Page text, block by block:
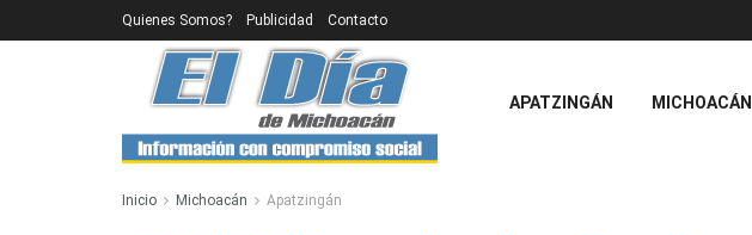
Quienes Somos? Publicidad Contacto
APATZINGÁN MICHOACÁN
Inicio Michoacán Apatzingán